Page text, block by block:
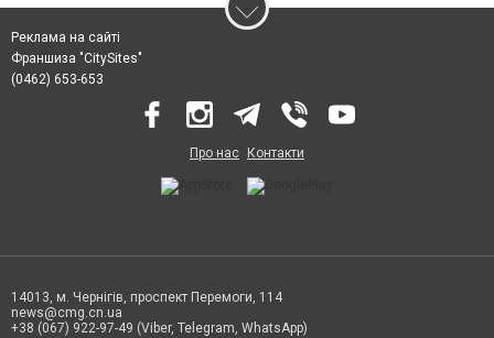
Реклама на сайті
Франшиза "CitySites"
(0462) 653-653
Про нас Контакти
14013, м. Чернігів, проспект Перемоги, 114
news@cmg.cn.ua
+38 (067) 922-97-49 (Viber, Telegram, WhatsApp)